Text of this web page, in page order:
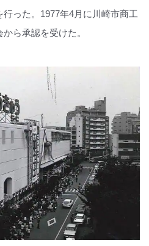
った。1977年4月に川崎市商工
ら承認を受けた。